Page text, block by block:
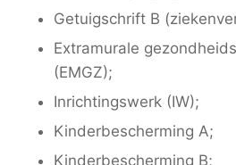
Getuigschrift B
Extramurale
(EMGZ);
Inrichtingswerk (IW);
Kinderbescherming A;
Kinderbescherming B;